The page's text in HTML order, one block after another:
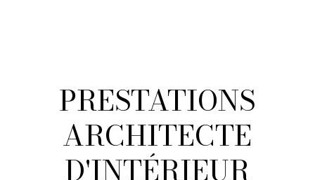
PRESTATIONS
ARCHITECTE
D'INTÉRIEUR